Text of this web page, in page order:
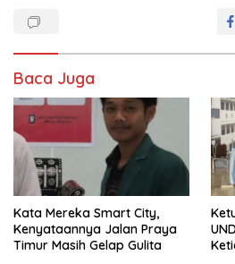
Baca Juga
Kata Mereka Smart City,
Kenyataannya Jalan Praya
Timur Masih Gelap Gulita